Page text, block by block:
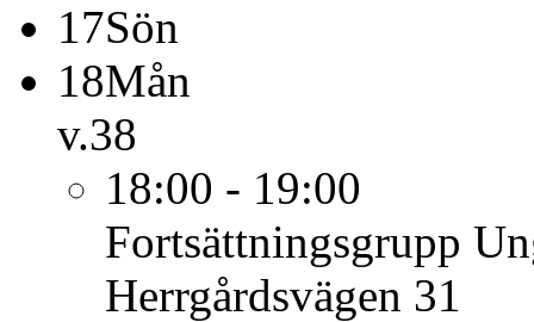
17Sön
18Mån
v.38
18:00 - 19:00
Fortsättningsgrupp
Herrgårdsvägen 31